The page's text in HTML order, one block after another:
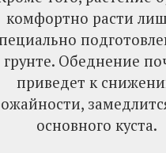
комфортно расти
грунте. Обеднение
приведет к
основного куста.